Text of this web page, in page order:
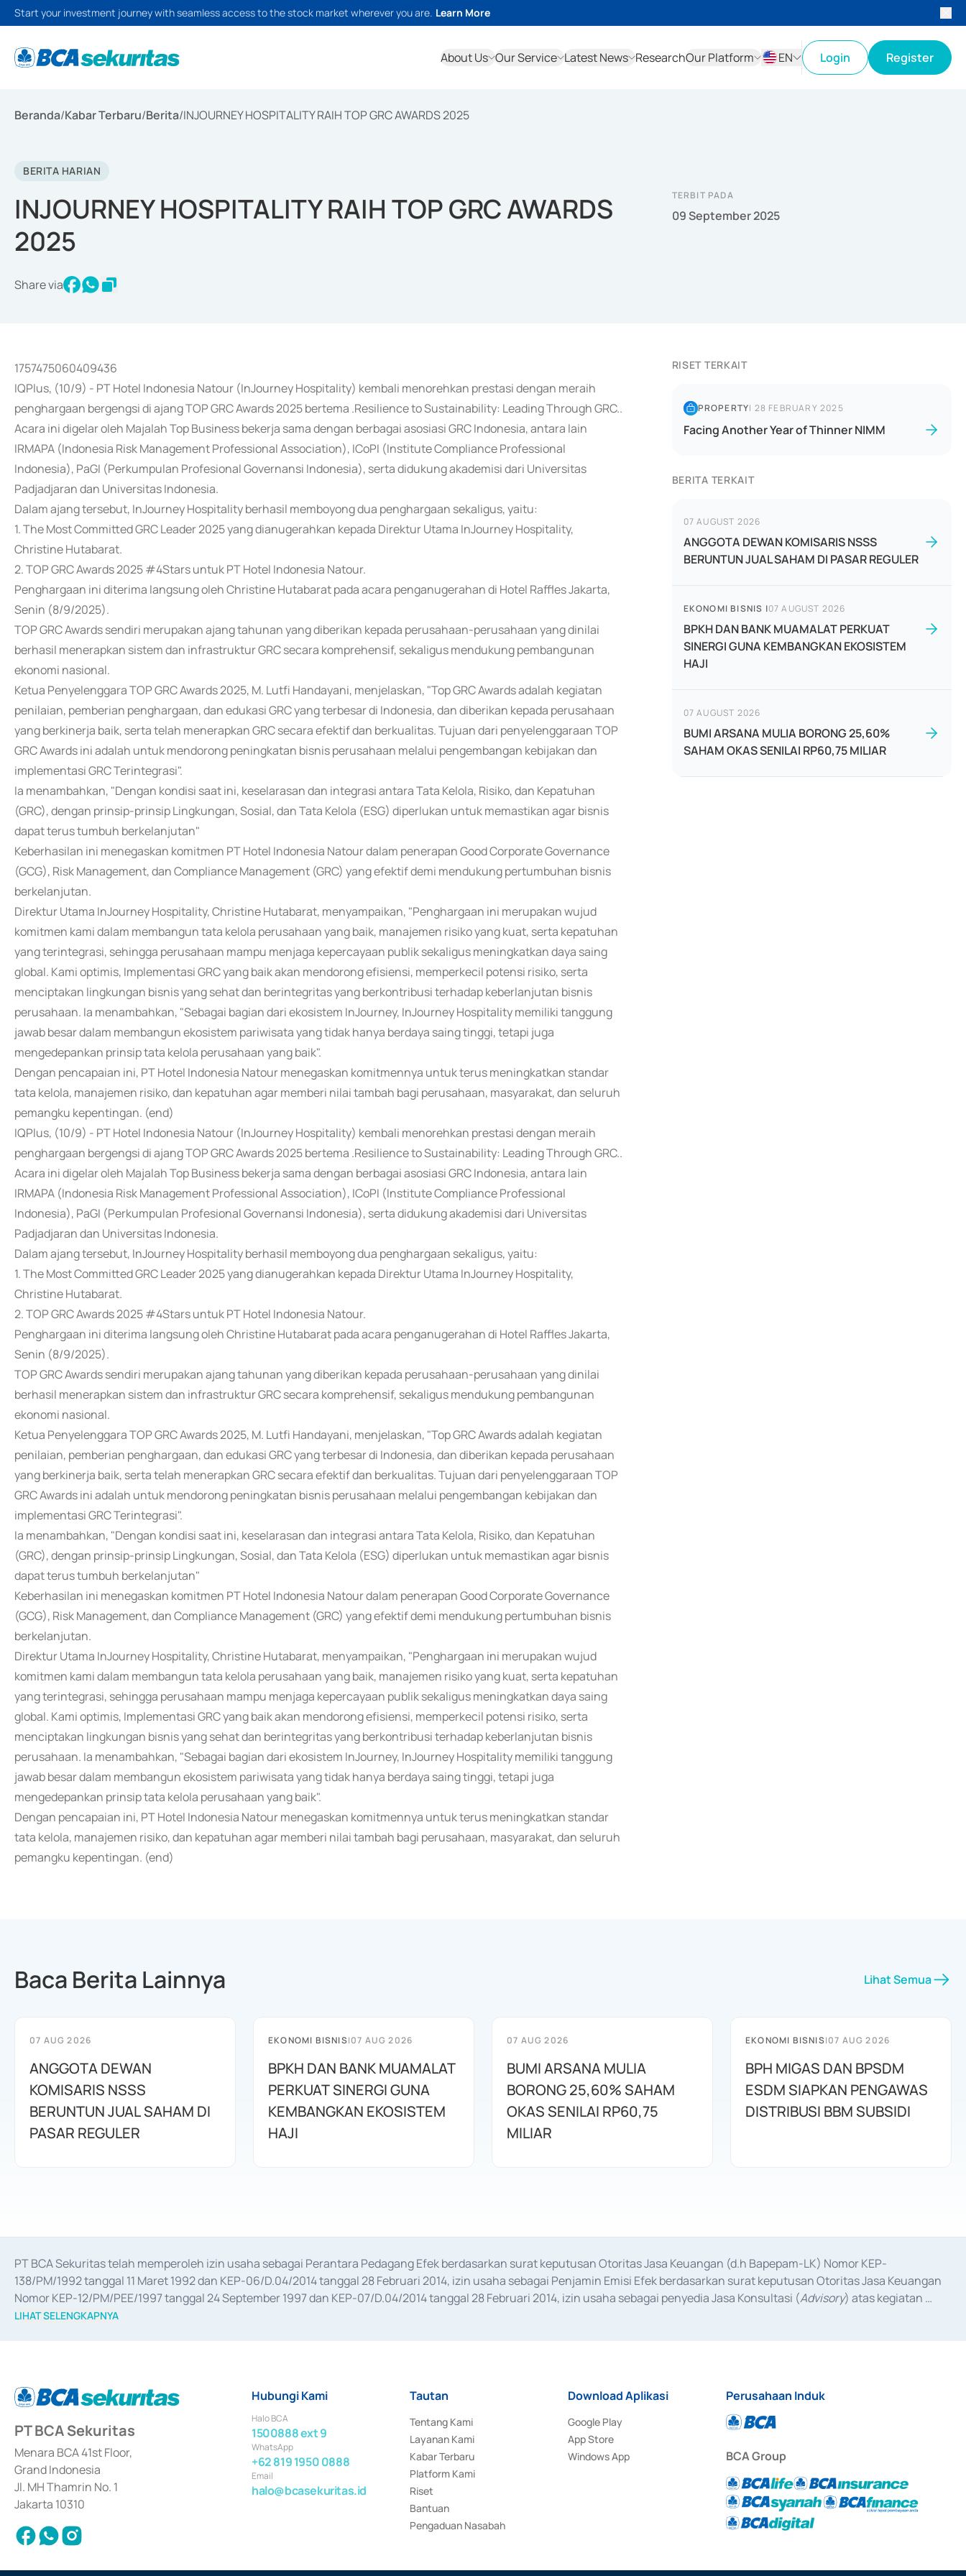
Start your investment journey with seamless access to the stock market wherever you are. Learn More
About Us Our Service Latest News ResearchOur Platform
EN
Login Register
Beranda/Kabar Terbaru/Berita/INJOURNEY HOSPITALITY RAIH TOP GRC AWARDS 2025
BERITA HARIAN
INJOURNEY HOSPITALITY RAIH TOP GRC AWARDS
2025
Share via
TERBIT PADA
09 September 2025
1757475060409436
IQPlus, (10/9) - PT Hotel Indonesia Natour (InJourney Hospitality) kembali menorehkan prestasi dengan meraih
penghargaan bergengsi di ajang TOP GRC Awards 2025 bertema .Resilience to Sustainability: Leading Through GRC..
Acara ini digelar oleh Majalah Top Business bekerja sama dengan berbagai asosiasi GRC Indonesia, antara lain
IRMAPA (Indonesia Risk Management Professional Association), ICoPI (Institute Compliance Professional
Indonesia), PaGI (Perkumpulan Profesional Governansi Indonesia), serta didukung akademisi dari Universitas
Padjadjaran dan Universitas Indonesia.
Dalam ajang tersebut, InJourney Hospitality berhasil memboyong dua penghargaan sekaligus, yaitu:
1. The Most Committed GRC Leader 2025 yang dianugerahkan kepada Direktur Utama InJourney Hospitality,
Christine Hutabarat.
2. TOP GRC Awards 2025 #4Stars untuk PT Hotel Indonesia Natour.
Penghargaan ini diterima langsung oleh Christine Hutabarat pada acara penganugerahan di Hotel Raffles Jakarta,
Senin (8/9/2025).
TOP GRC Awards sendiri merupakan ajang tahunan yang diberikan kepada perusahaan-perusahaan yang dinilai
berhasil menerapkan sistem dan infrastruktur GRC secara komprehensif, sekaligus mendukung pembangunan
ekonomi nasional.
Ketua Penyelenggara TOP GRC Awards 2025, M. Lutfi Handayani, menjelaskan, "Top GRC Awards adalah kegiatan
penilaian, pemberian penghargaan, dan edukasi GRC yang terbesar di Indonesia, dan diberikan kepada perusahaan
yang berkinerja baik, serta telah menerapkan GRC secara efektif dan berkualitas. Tujuan dari penyelenggaraan TOP
GRC Awards ini adalah untuk mendorong peningkatan bisnis perusahaan melalui pengembangan kebijakan dan
implementasi GRC Terintegrasi".
Ia menambahkan, "Dengan kondisi saat ini, keselarasan dan integrasi antara Tata Kelola, Risiko, dan Kepatuhan
(GRC), dengan prinsip-prinsip Lingkungan, Sosial, dan Tata Kelola (ESG) diperlukan untuk memastikan agar bisnis
dapat terus tumbuh berkelanjutan"
Keberhasilan ini menegaskan komitmen PT Hotel Indonesia Natour dalam penerapan Good Corporate Governance
(GCG), Risk Management, dan Compliance Management (GRC) yang efektif demi mendukung pertumbuhan bisnis
berkelanjutan.
Direktur Utama InJourney Hospitality, Christine Hutabarat, menyampaikan, "Penghargaan ini merupakan wujud
komitmen kami dalam membangun tata kelola perusahaan yang baik, manajemen risiko yang kuat, serta kepatuhan
yang terintegrasi, sehingga perusahaan mampu menjaga kepercayaan publik sekaligus meningkatkan daya saing
global. Kami optimis, Implementasi GRC yang baik akan mendorong efisiensi, memperkecil potensi risiko, serta
menciptakan lingkungan bisnis yang sehat dan berintegritas yang berkontribusi terhadap keberlanjutan bisnis
perusahaan. Ia menambahkan, "Sebagai bagian dari ekosistem InJourney, InJourney Hospitality memiliki tanggung
jawab besar dalam membangun ekosistem pariwisata yang tidak hanya berdaya saing tinggi, tetapi juga
mengedepankan prinsip tata kelola perusahaan yang baik".
Dengan pencapaian ini, PT Hotel Indonesia Natour menegaskan komitmennya untuk terus meningkatkan standar
tata kelola, manajemen risiko, dan kepatuhan agar memberi nilai tambah bagi perusahaan, masyarakat, dan seluruh
pemangku kepentingan. (end)
IQPlus, (10/9) - PT Hotel Indonesia Natour (InJourney Hospitality) kembali menorehkan prestasi dengan meraih
penghargaan bergengsi di ajang TOP GRC Awards 2025 bertema .Resilience to Sustainability: Leading Through GRC..
Acara ini digelar oleh Majalah Top Business bekerja sama dengan berbagai asosiasi GRC Indonesia, antara lain
IRMAPA (Indonesia Risk Management Professional Association), ICoPI (Institute Compliance Professional
Indonesia), PaGI (Perkumpulan Profesional Governansi Indonesia), serta didukung akademisi dari Universitas
Padjadjaran dan Universitas Indonesia.
Dalam ajang tersebut, InJourney Hospitality berhasil memboyong dua penghargaan sekaligus, yaitu:
1. The Most Committed GRC Leader 2025 yang dianugerahkan kepada Direktur Utama InJourney Hospitality,
Christine Hutabarat.
2. TOP GRC Awards 2025 #4Stars untuk PT Hotel Indonesia Natour.
Penghargaan ini diterima langsung oleh Christine Hutabarat pada acara penganugerahan di Hotel Raffles Jakarta,
Senin (8/9/2025).
TOP GRC Awards sendiri merupakan ajang tahunan yang diberikan kepada perusahaan-perusahaan yang dinilai
berhasil menerapkan sistem dan infrastruktur GRC secara komprehensif, sekaligus mendukung pembangunan
ekonomi nasional.
Ketua Penyelenggara TOP GRC Awards 2025, M. Lutfi Handayani, menjelaskan, "Top GRC Awards adalah kegiatan
penilaian, pemberian penghargaan, dan edukasi GRC yang terbesar di Indonesia, dan diberikan kepada perusahaan
yang berkinerja baik, serta telah menerapkan GRC secara efektif dan berkualitas. Tujuan dari penyelenggaraan TOP
GRC Awards ini adalah untuk mendorong peningkatan bisnis perusahaan melalui pengembangan kebijakan dan
implementasi GRC Terintegrasi".
Ia menambahkan, "Dengan kondisi saat ini, keselarasan dan integrasi antara Tata Kelola, Risiko, dan Kepatuhan
(GRC), dengan prinsip-prinsip Lingkungan, Sosial, dan Tata Kelola (ESG) diperlukan untuk memastikan agar bisnis
dapat terus tumbuh berkelanjutan"
Keberhasilan ini menegaskan komitmen PT Hotel Indonesia Natour dalam penerapan Good Corporate Governance
(GCG), Risk Management, dan Compliance Management (GRC) yang efektif demi mendukung pertumbuhan bisnis
berkelanjutan.
Direktur Utama InJourney Hospitality, Christine Hutabarat, menyampaikan, "Penghargaan ini merupakan wujud
komitmen kami dalam membangun tata kelola perusahaan yang baik, manajemen risiko yang kuat, serta kepatuhan
yang terintegrasi, sehingga perusahaan mampu menjaga kepercayaan publik sekaligus meningkatkan daya saing
global. Kami optimis, Implementasi GRC yang baik akan mendorong efisiensi, memperkecil potensi risiko, serta
menciptakan lingkungan bisnis yang sehat dan berintegritas yang berkontribusi terhadap keberlanjutan bisnis
perusahaan. Ia menambahkan, "Sebagai bagian dari ekosistem InJourney, InJourney Hospitality memiliki tanggung
jawab besar dalam membangun ekosistem pariwisata yang tidak hanya berdaya saing tinggi, tetapi juga
mengedepankan prinsip tata kelola perusahaan yang baik".
Dengan pencapaian ini, PT Hotel Indonesia Natour menegaskan komitmennya untuk terus meningkatkan standar
tata kelola, manajemen risiko, dan kepatuhan agar memberi nilai tambah bagi perusahaan, masyarakat, dan seluruh
pemangku kepentingan. (end)
RISET TERKAIT
PROPERTY| 28 FEBRUARY 2025
Facing Another Year of Thinner NIMM
BERITA TERKAIT
07 AUGUST 2026
ANGGOTA DEWAN KOMISARIS NSSS
BERUNTUN JUAL SAHAM DI PASAR REGULER
EKONOMI BISNIS |07 AUGUST 2026
BPKH DAN BANK MUAMALAT PERKUAT
SINERGI GUNA KEMBANGKAN EKOSISTEM
HAJI
07 AUGUST 2026
BUMI ARSANA MULIA BORONG 25,60%
SAHAM OKAS SENILAI RP60,75 MILIAR
Baca Berita Lainnya Lihat Semua
07 AUG 2026
ANGGOTA DEWAN
KOMISARIS NSSS
BERUNTUN JUAL SAHAM DI
PASAR REGULER
EKONOMI BISNIS|07 AUG 2026
BPKH DAN BANK MUAMALAT
PERKUAT SINERGI GUNA
KEMBANGKAN EKOSISTEM
HAJI
07 AUG 2026
BUMI ARSANA MULIA
BORONG 25,60% SAHAM
OKAS SENILAI RP60,75
MILIAR
EKONOMI BISNIS|07 AUG 2026
BPH MIGAS DAN BPSDM
ESDM SIAPKAN PENGAWAS
DISTRIBUSI BBM SUBSIDI
PT BCA Sekuritas telah memperoleh izin usaha sebagai Perantara Pedagang Efek berdasarkan surat keputusan Otoritas Jasa Keuangan (d.h Bapepam-LK) Nomor KEP-
138/PM/1992 tanggal 11 Maret 1992 dan KEP-06/D.04/2014 tanggal 28 Februari 2014, izin usaha sebagai Penjamin Emisi Efek berdasarkan surat keputusan Otoritas Jasa Keuangan
Nomor KEP-12/PM/PEE/1997 tanggal 24 September 1997 dan KEP-07/D.04/2014 tanggal 28 Februari 2014, izin usaha sebagai penyedia Jasa Konsultasi (Advisory) atas kegiatan
merger, akuisisi, divestasi, dan
LIHAT SELENGKAPNYA
PT BCA Sekuritas
Menara BCA 41st Floor,
Grand Indonesia
Jl. MH Thamrin No. 1
Jakarta 10310
Hubungi Kami
Halo BCA
1500888 ext 9
WhatsApp
+62 819 1950 0888
Email
halo@bcasekuritas.id
Tautan
Tentang Kami
Layanan Kami
Kabar Terbaru
Platform Kami
Riset
Bantuan
Pengaduan Nasabah
Download Aplikasi
Google Play
App Store
Windows App
Perusahaan Induk
BCA Group